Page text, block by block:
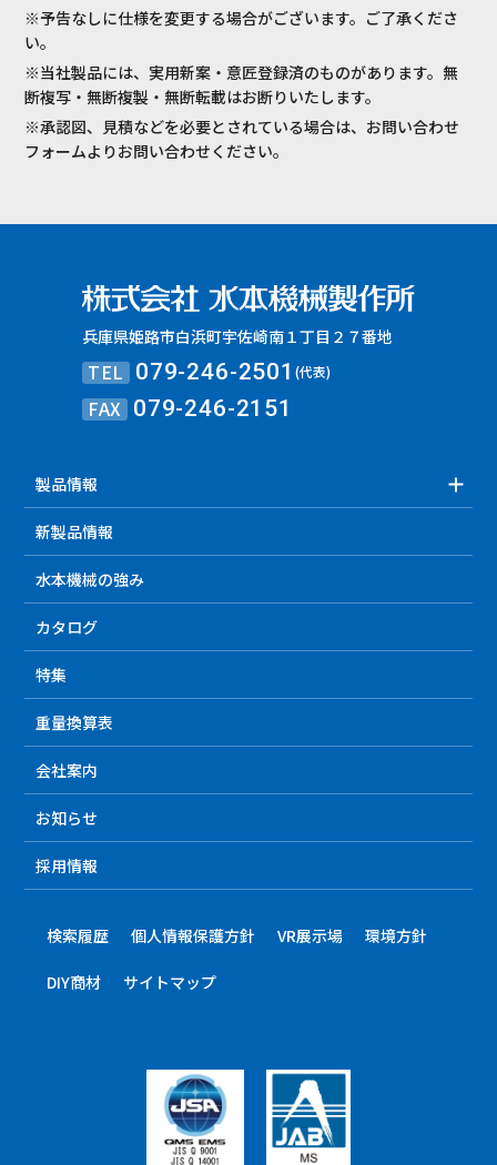
※予告なしに仕様を変更する場合がございます。ご了承くださ
い。
※当社製品には、実用新案・意匠登録済のものがあります。無
断複写・無断複製・無断転載はお断りいたします。
※承認図、見積などを必要とされている場合は、お問い合わせ
フォームよりお問い合わせください。
兵庫県姫路市白浜町宇佐崎南１丁目２７番地
TEL 079-246-2501(代表)
FAX 079-246-2151
製品情報
新製品情報
水本機械の強み
カタログ
特集
重量換算表
会社案内
お知らせ
採用情報
検索履歴 個人情報保護方針 VR展示場 環境方針
DIY商材 サイトマップ